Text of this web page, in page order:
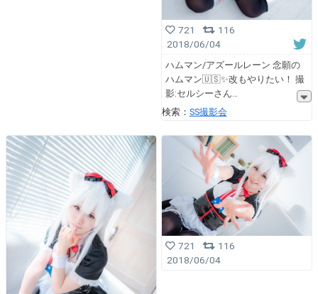
721
116
2018/06/04
ハムマン/アズールレーン 念願の
ハムマン🇺🇸✨改もやりたい！ 撮
影:セルシーさん
検索： SS撮影会
721
116
2018/06/04